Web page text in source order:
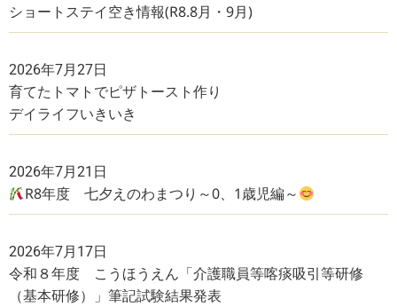
ショートステイ空き情報(R8.8月・9月)
2026年7月27日
育てたトマトでピザトースト作り
デイライフいきいき
2026年7月21日
R8年度 七夕えのわまつり～0、1歳児編～
2026年7月17日
令和８年度 こうほうえん「介護職員等喀痰吸引等研修
（基本研修）」筆記試験結果発表